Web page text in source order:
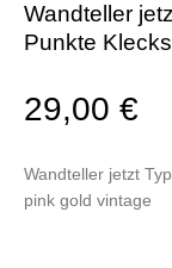
Wandteller
Punkte
29,00€
Wandteller jetzt
pink gold vintage